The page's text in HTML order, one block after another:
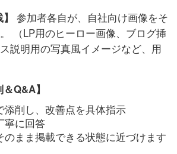
参加者各自が、自社向け画像をそ
（LP用のヒーロー画像、ブログ挿
説明用の写真風イメージなど、用
Q&A】
添削し、改善点を具体指示
寧に回答
のまま掲載できる状態に近づけます